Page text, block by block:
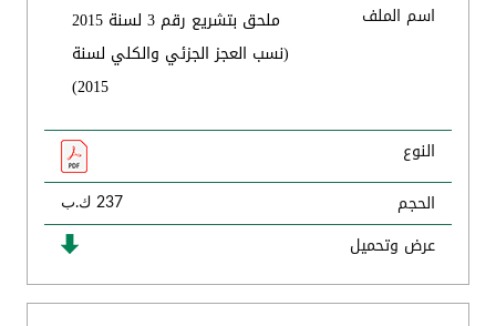
اسم الملف
ملحق بتشريع رقم 3 لسنة 2015
(نسب العجز الجزئي والكلي لسنة
2015)
النوع
الحجم
237 ك.ب
عرض وتحميل